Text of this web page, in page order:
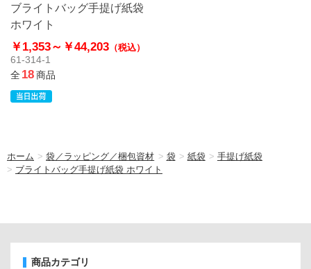
ブライトバッグ手提げ紙袋
ホワイト
￥1,353～ ￥44,203 （税込）
61-314-1
全18商品
ホーム >袋／ラッピング／梱包資材 > 袋 > 紙袋 > 手提げ紙袋
> ブライトバッグ手提げ紙袋 ホワイト
商品カテゴリ